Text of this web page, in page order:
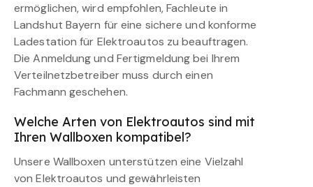
ermöglichen, wird empfohlen, Fachleute in
Landshut Bayern für eine sichere und konforme
Ladestation für Elektroautos zu beauftragen.
Die Anmeldung und Fertigmeldung bei Ihrem
Verteilnetzbetreiber muss durch einen
Fachmann geschehen.
Welche Arten von Elektroautos sind mit
Ihren Wallboxen kompatibel?
Unsere Wallboxen unterstützen eine Vielzahl
von Elektroautos und gewährleisten